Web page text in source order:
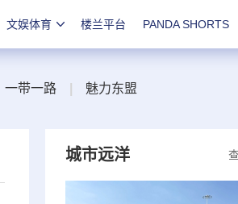
文娱体育 楼兰平台 PANDA SHORTS
一带一路 魅力东盟
城市远洋